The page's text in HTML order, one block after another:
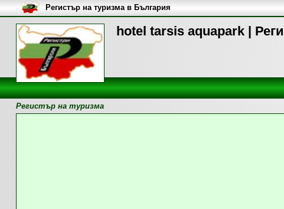
hotel tarsis aquapark |
Регистър на туризма в България
Регистър на туризма